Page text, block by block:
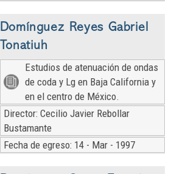
Domínguez Reyes Gabriel
Tonatiuh
Estudios de atenuación de ondas
de coda y Lg en Baja California y
en el centro de México.
Director: Cecilio Javier Rebollar
Bustamante
Fecha de egreso: 14 - Mar - 1997